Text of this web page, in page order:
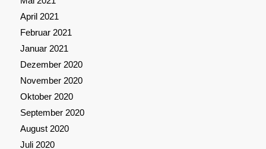
April 2021
Februar 2021
Januar 2021
Dezember 2020
November 2020
Oktober 2020
September 2020
August 2020
Juli 2020